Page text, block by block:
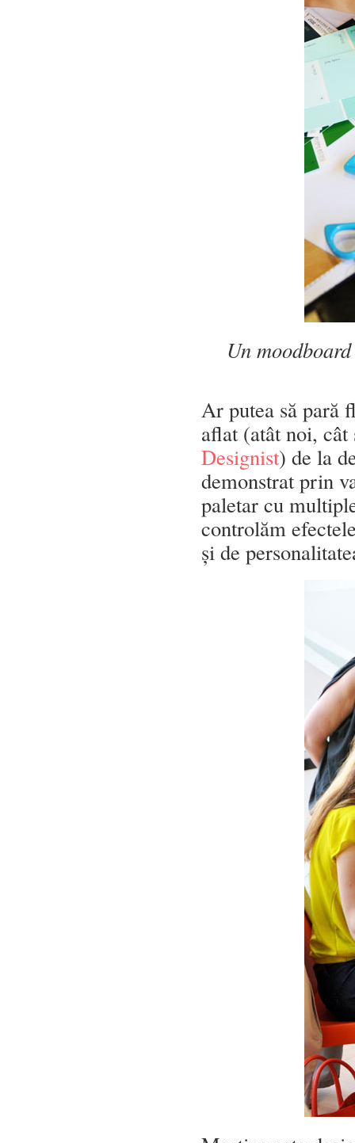
Un
Ar putea să pară
aflat (atât noi,
Designist) de la
demonstrat prin
paletar cu
controlăm
și de